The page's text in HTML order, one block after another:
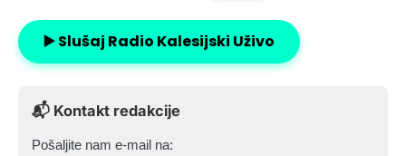
▶️ Slušaj Radio Kalesijski Uživo
📬 Kontakt redakcije
Pošaljite nam e-mail na: